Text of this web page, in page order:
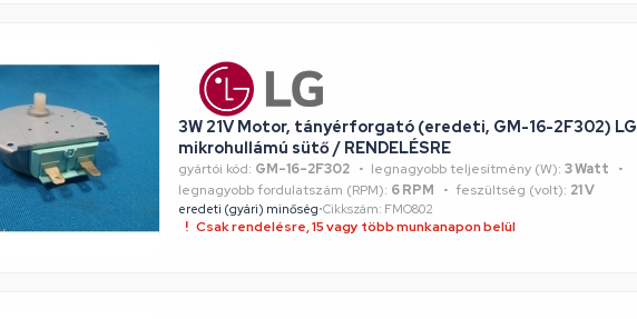
3W 21V Motor, tányérforgató (eredeti, GM-16-2F302) LG
mikrohullámú sütő / RENDELÉSRE
gyártói kód: GM-16-2F302 legnagyobb teljesítmény (W): 3 Watt
legnagyobb fordulatszám (RPM): 6 RPM feszültség (volt): 21 V
eredeti (gyári) minőség•Cikkszám: FMO802
Csak rendelésre, 15 vagy több munkanapon belül